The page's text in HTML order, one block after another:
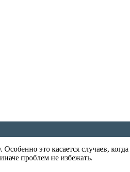
это касается случаев, когда
проблем не избежать.